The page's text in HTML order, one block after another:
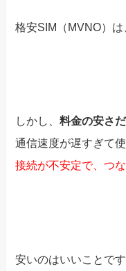
格安SIM（MVNO）は
しかし、料金の安さ
通信速度が遅すぎて
接続が不安定で、つ
安いのはいいことで